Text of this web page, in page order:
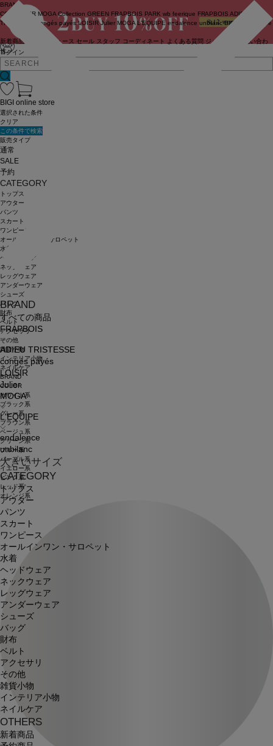
ログイン
BRAND
COUTURIER MOGA Collection GREEN FRAPBOIS PARK wb feerique FRAPBOIS ADIEU
TRISTESSE
congés payés LOISIR Julier MOGA L'EQUIPE endalence unbilanc BIGI online store
新着商品 ニュース セール スタッフ コーディネート よくある質問 ジャーナル
お問い合わ
せ
BRAND
すべての商品
FRAPBOIS
ADIEU TRISTESSE
congés payés
LOISIR
Julier
MOGA
L'EQUIPE
endalence
unbilanc
大きいサイズ
CATEGORY
トップス
アウター
パンツ
スカート
ワンピース
オールインワン・サロペット
水着
ヘッドウェア
ネックウェア
レッグウェア
アンダーウェア
シューズ
バッグ
財布
ベルト
アクセサリ
その他
雑貨小物
インテリア小物
ネイルケア
OTHERS
新着商品
BIGI online store
選択された条件
クリア
この条件で検索
販売タイプ
通常
SALE
予約
CATEGORY
トップス
アウター
パンツ
スカート
ワンピース
オールインワン・サロペット
水着
ヘッドウェア
ネックウェア
レッグウェア
アンダーウェア
シューズ
バッグ
財布
ベルト
アクセサリ
その他
雑貨小物
インテリア小物
ネイルケア
BRAND
COLOR
ホワイト系
ブラック系
グレー系
ブラウン系
ベージュ系
グリーン系
ブルー系
パープル系
イエロー系
ピンク系
レッド系
オレンジ系